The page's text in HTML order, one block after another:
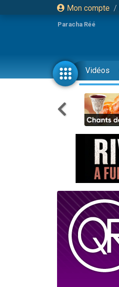
Mon compte /
Paracha Réé
Vidéos